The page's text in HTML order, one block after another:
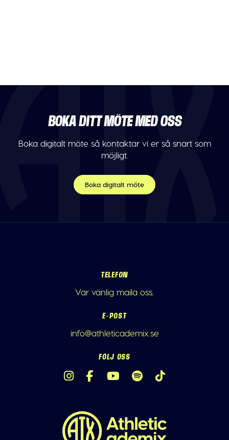
BOKA DITT MÖTE MED OSS
Boka digitalt möte så kontaktar vi er så snart som
möjligt.
Boka digitalt möte
TELEFON
Var vänlig maila oss.
E-POST
info@athleticademix.se
FÖLJ OSS